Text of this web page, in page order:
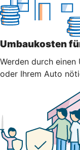
Umbaukosten
Werden durch einen
oder Ihrem Auto